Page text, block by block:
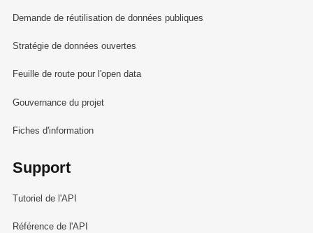
Demande de réutilisation de données publiques
Stratégie de données ouvertes
Feuille de route pour l'open data
Gouvernance du projet
Fiches d'information
Support
Tutoriel de l'API
Référence de l'API